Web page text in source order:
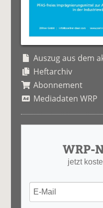
Auszug aus dem
Heftarchiv
Abonnement
Mediadaten WRP
WRP-
jetzt